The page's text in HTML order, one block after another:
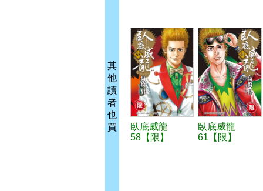
其
他
讀
者
也
買
臥底威龍
58【限】
臥底威龍
61【限】